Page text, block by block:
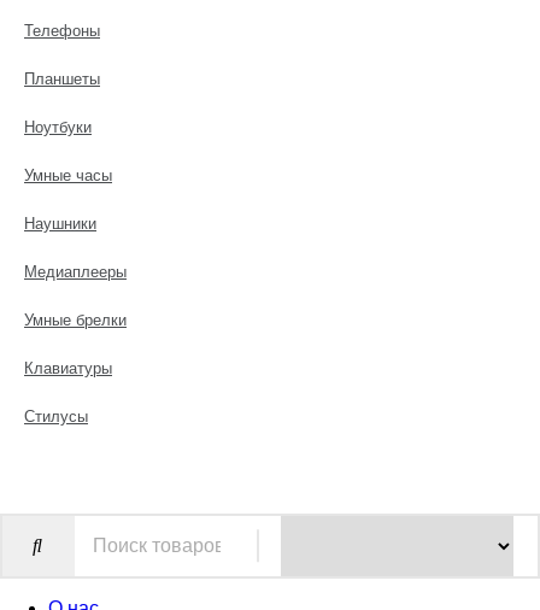
Телефоны
Планшеты
Ноутбуки
Умные часы
Наушники
Медиаплееры
Умные брелки
Клавиатуры
Стилусы